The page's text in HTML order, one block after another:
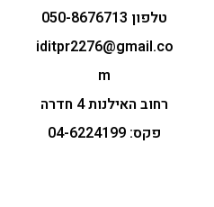
טלפון 050-8676713
iditpr2276@gmail.co
m
רחוב האילנות 4 חדרה
פקס: 04-6224199